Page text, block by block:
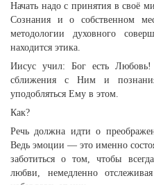
Начать надо с принятия в своё
Сознания и о собственном
методологии духовного
находится этика.
Иисус учил: Бог есть
сближения с Ним и
уподобляться Ему в этом.
Как?
Речь должна идти о
Ведь эмоции — это именно
заботиться о том, чтобы
любви, немедленно